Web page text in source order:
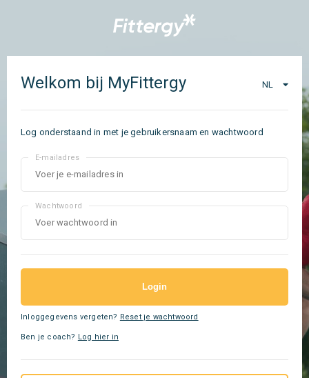
Welkom bij MyFittergy NL
Log onderstaand in met je gebruikersnaam en wachtwoord
E-mailadres
Wachtwoord
Inloggegevens vergeten? Reset je wachtwoord
Ben je coach? Log hier in